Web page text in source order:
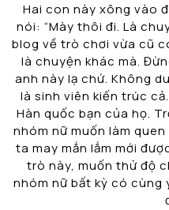
Hai con này xông vào
nói: “Mày thôi đi. Là
blog về trò chơi vừa cũ
là chuyện khác mà.
anh này lạ chứ. Không
là sinh viên kiến trúc
Hàn quốc bạn của họ.
nhóm nữ muốn làm
ta may mắn lắm mới
trò này, muốn thử độ
nhóm nữ bất kỳ có cùng